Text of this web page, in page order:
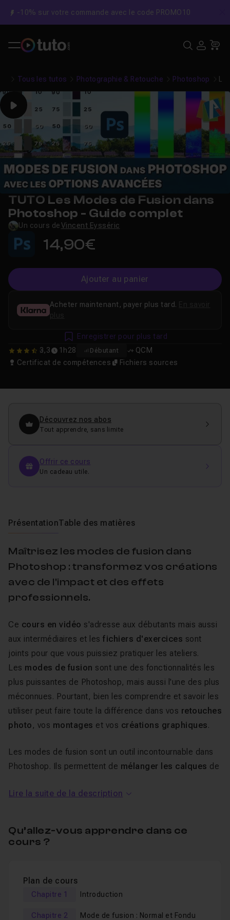
-10% sur votre commande avec le code PROMO10
Tous les tutos Photographie & Retouche Photoshop
Play
TUTO Les Modes de Fusion dans
Photoshop - Guide complet
Un cours deVincent Eysséric
14,90€
Ajouter au panier
3.3333333333333
3,3 1h28 Débutant
QCM
Certificat de compétences
Fichiers sources
Acheter maintenant, payer plus tard.
plus
Enregistrer pour plus tard
Découvrez nos abos
Tout apprendre, sans limite
Offrir ce cours
Un cadeau utile.
PrésentationTable des matières
Maîtrisez les modes de fusion dans
Photoshop : transformez vos créations
avec de l'impact et des effets
professionnels.
Ce cours en vidéo s'adresse aux débutants mais aussi
aux intermédiaires et les fichiers d'exercices sont
joints pour que vous puissiez pratiquer les ateliers.
Les modes de fusion sont une des fonctionnalités les
plus puissantes de Photoshop, mais aussi l'une des plus
méconnues. Pourtant, bien les comprendre et savoir les
utiliser peut faire toute la différence dans vos retouches
photo , vos montages et vos créations graphiques.
Les modes de fusion sont un outil incontournable dans
Photoshop. Ils permettent de mélanger les calques de
couleurs et les contrastes de façon
complexes et ne les exploitent pas pleinement.
leur fonctionnement
dans vos projets.
Lire la suite de la description
Qu’allez-vous apprendre dans ce
cours ?
Plan de cours
Chapitre 1 Introduction
Chapitre 2 Mode de fusion : Normal et Fondu